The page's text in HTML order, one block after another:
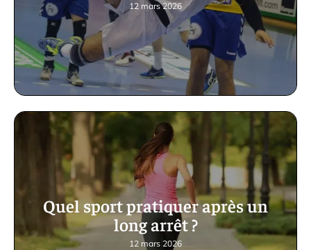
12 mars 2026
Quel sport pratiquer après un
long arrêt ?
12 mars 2026